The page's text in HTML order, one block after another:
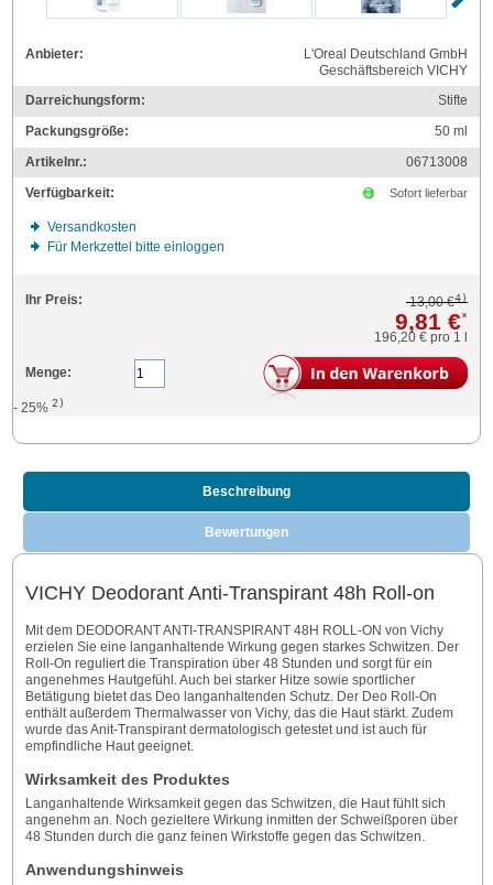
Anbieter:
L'Oreal Deutschland GmbH
Geschäftsbereich VICHY
Darreichungsform:
Stifte
Packungsgröße:
50ml
Artikelnr.:
06713008
Verfügbarkeit:
Sofort lieferbar
Versandkosten
Für Merkzettel bitte einloggen
Ihr Preis: 13,00 €4)
9,81 €*
196,20 € pro 1 l
Menge:
- 25%2)
Beschreibung
Bewertungen
VICHY Deodorant Anti-Transpirant 48h Roll-on
Mit dem DEODORANT ANTI-TRANSPIRANT 48H ROLL-ON von Vichy
erzielen Sie eine langanhaltende Wirkung gegen starkes Schwitzen. Der
Roll-On reguliert die Transpiration über 48 Stunden und sorgt für ein
angenehmes Hautgefühl. Auch bei starker Hitze sowie sportlicher
Betätigung bietet das Deo langanhaltenden Schutz. Der Deo Roll-On
enthält außerdem Thermalwasser von Vichy, das die Haut stärkt. Zudem
wurde das Anit-Transpirant dermatologisch getestet und ist auch für
empfindliche Haut geeignet.
Wirksamkeit des Produktes
Langanhaltende Wirksamkeit gegen das Schwitzen, die Haut fühlt sich
angenehm an. Noch gezieltere Wirkung inmitten der Schweißporen über
48 Stunden durch die ganz feinen Wirkstoffe gegen das Schwitzen.
Anwendungshinweis